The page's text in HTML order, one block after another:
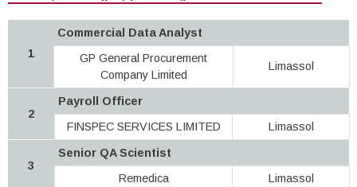
1
Commercial Data Analyst
GP General Procurement
Company Limited
Limassol
2
Payroll Officer
FINSPEC SERVICES LIMITED
Limassol
3
Senior QA Scientist
Remedica
Limassol